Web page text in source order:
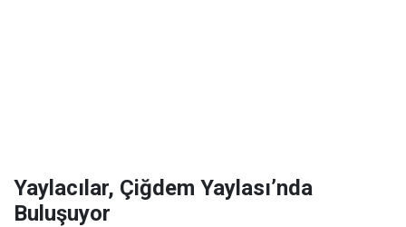
Yaylacılar, Çiğdem Yaylası’nda
Buluşuyor